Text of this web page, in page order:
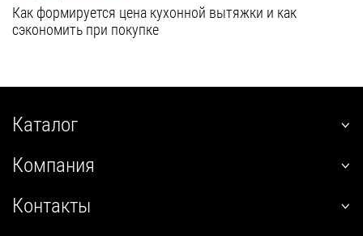
Как формируется цена кухонной вытяжки и как
сэкономить при покупке
Каталог
встраиваемые
угловые
Компания
Покупателям
Контакты